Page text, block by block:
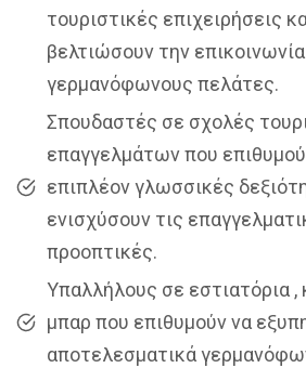
τουριστικές επιχειρήσεις
βελτιώσουν την
γερμανόφωνους πελάτες.
Σπουδαστές σε σχολές
επαγγελμάτων που
επιπλέον γλωσσικές
ενισχύσουν τις
προοπτικές.
Υπαλλήλους σε εστιατόρια ,
μπαρ που επιθυμούν να
αποτελεσματικά